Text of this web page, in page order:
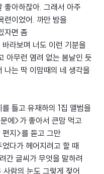
좋아하잖아. 그래서 아주
련이었어. 까만 밤을
자면 좀
라보며 너도 이런 기분을
아무런 염려 없는 봄날인 듯
나는 딱 이맘때의 네 생각을
틀고 유재하의 1집 앨범을
에>가 좋아서 큰맘 먹고
지>를 듣고 그만
다가 헤어지려고 할 때
간 글씨가 무엇을 말하려
람의 눈도 그렇게 젖어